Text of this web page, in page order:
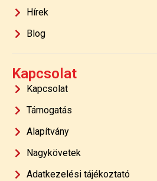
Hírek
Blog
Kapcsolat
Kapcsolat
Támogatás
Alapítvány
Nagykövetek
Adatkezelési tájékoztató